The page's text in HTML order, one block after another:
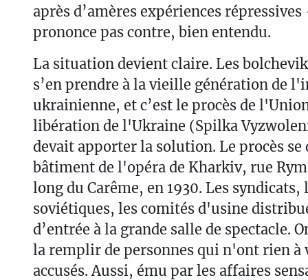
après d’amères expériences
prononce pas contre, bien entendu.
La situation devient claire. Les
s’en prendre à la vieille génération de
ukrainienne, et c’est le procès de
libération de l'Ukraine (Spilka
devait apporter la solution. Le procès se
bâtiment de l'opéra de Kharkiv, rue
long du Carême, en 1930. Les syndicats,
soviétiques, les comités d'usine
d’entrée à la grande salle de spectacle.
la remplir de personnes qui n'ont rien à
accusés. Aussi, ému par les affaires